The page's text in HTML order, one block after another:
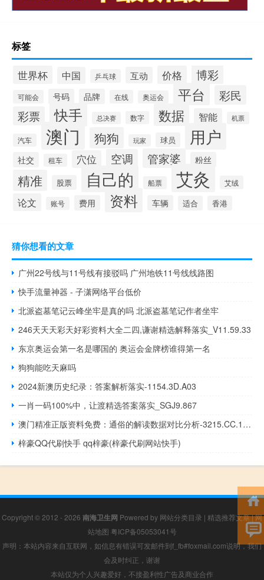
标签
世界杯 中国 乒乓球 互动 价格 博彩
可能会 号码 品牌 在线 奥运会 平台 彩民
彩票 快手 总决赛 数字 数据 智能 机票
汽车 澳门 狗狗 玩家 球员 用户
社交 租车 穴位 空调 管家婆 粉丝
精准 股票 自己的 船票 艾灸 艾绒
论文 账号 费用 资料 车辆 适合 香港
猜你想看的文章
广州22号线与11号线有接驳吗 广州地铁11号线线路图
快手流量神器 - 子潇网络平台低价
北派盗墓笔记云峰坐牢是真的吗 北派盗墓笔记作者坐牢
246天天天彩天好彩资料大全二四,谦谢精选解释落实_V11.59.33
东京奥运会第一名是哪国的 奥运会金牌榜谁得第一名
狗狗能吃天麻吗
2024新澳历史纪录：答案解析落实-1154.3D.A03
一肖一码100%中，让渡精选答案落实_SGJ9.867
澳门精准正版资料免费：通俗的解读数据对比分析-3215.CC.165
梓豪QQ代刷快手 qq梓豪(梓豪代刷网站快手)
Copyright © 2012 - 2026 南海卫生网 Powered by 网站分类目录 | 精选推荐文章|网
站地图 粤ICP备05053041号
声明：本站内容来自互联网，如信息有错误可发邮件到f_fb#foxmail.com说明，我们
会及时纠正，谢谢
本站仅为个人兴趣爱好，不接盈利性广告及商业合作